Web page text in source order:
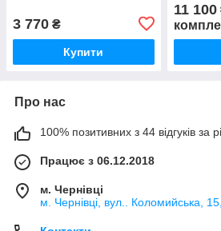
3 770 ₴
Купити
11 100
Про нас
100% позитивних з 44 відгуків за
Працює з 06.12.2018
м. Чернівці
м. Чернівці, вул.. Коломийська,